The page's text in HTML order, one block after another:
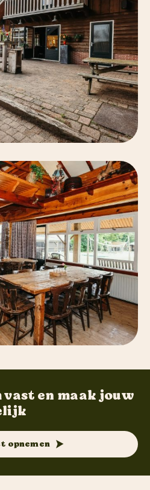
vast en maak jouw
opnemen